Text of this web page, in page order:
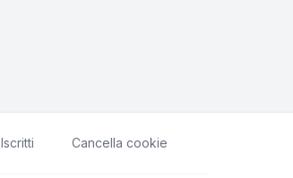
Iscritti Cancella cookie